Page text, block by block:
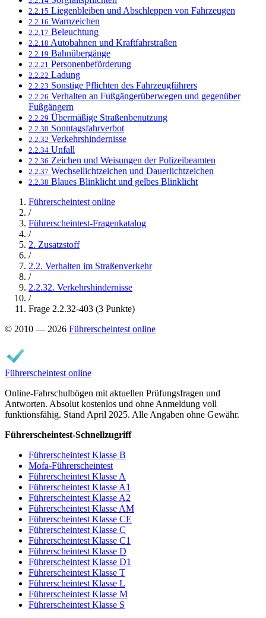
2.2.15 Liegenbleiben und Abschleppen von Fahrzeugen
2.2.16 Warnzeichen
2.2.17 Beleuchtung
2.2.18 Autobahnen und Kraftfahrstraßen
2.2.19 Bahnübergänge
2.2.21 Personenbeförderung
2.2.22 Ladung
2.2.23 Sonstige Pflichten des Fahrzeugführers
2.2.26 Verhalten an Fußgängerüberwegen und gegenüber
Fußgängern
2.2.29 Übermäßige Straßenbenutzung
2.2.30 Sonntagsfahrverbot
2.2.32 Verkehrshindernisse
2.2.34 Unfall
2.2.36 Zeichen und Weisungen der Polizeibeamten
2.2.37 Wechsellichtzeichen und Dauerlichtzeichen
2.2.38 Blaues Blinklicht und gelbes Blinklicht
Führerscheintest online
/
Führerscheintest-Fragenkatalog
/
2. Zusatzstoff
/
2.2. Verhalten im Straßenverkehr
/
2.2.32. Verkehrshindernisse
/
Frage 2.2.32-403 (3 Punkte)
© 2010 — 2026 Führerscheintest online
Führerscheintest online
Online-Fahrschulbögen mit aktuellen Prüfungsfragen und
Antworten. Absolut kostenlos und ohne Anmeldung voll
funktionsfähig. Stand April 2025. Alle Angaben ohne Gewähr.
Führerscheintest-Schnellzugriff
Führerscheintest Klasse B
Mofa-Führerscheintest
Führerscheintest Klasse A
Führerscheintest Klasse A1
Führerscheintest Klasse A2
Führerscheintest Klasse AM
Führerscheintest Klasse CE
Führerscheintest Klasse C
Führerscheintest Klasse C1
Führerscheintest Klasse D
Führerscheintest Klasse D1
Führerscheintest Klasse T
Führerscheintest Klasse L
Führerscheintest Klasse M
Führerscheintest Klasse S